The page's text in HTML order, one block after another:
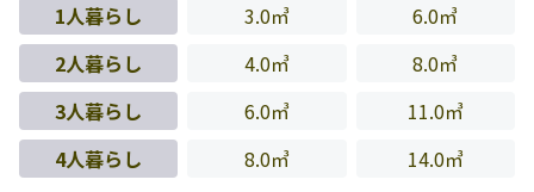
1人暮らし
3.0㎥
6.0㎥
2人暮らし
4.0㎥
8.0㎥
3人暮らし
6.0㎥
11.0㎥
4人暮らし
8.0㎥ 14.0㎥